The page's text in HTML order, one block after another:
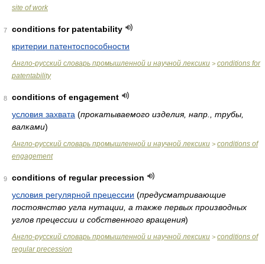
site of work
7
conditions for patentability
критерии патентоспособности
Англо-русский словарь промышленной и научной лексики > conditions for
patentability
8
conditions of engagement
условия захвата (прокатываемого изделия, напр., трубы,
валками)
Англо-русский словарь промышленной и научной лексики > conditions of
engagement
9
conditions of regular precession
условия регулярной прецессии (предусматривающие
постоянство угла нутации, а также первых производных
углов прецессии и собственного вращения)
Англо-русский словарь промышленной и научной лексики > conditions of
regular precession